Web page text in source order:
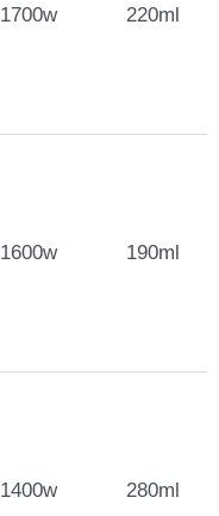
1700w 220ml
1600w 190ml
1400w 280ml